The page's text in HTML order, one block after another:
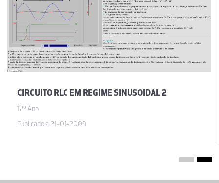
CIRCUITO RLC EM REGIME SINUSOIDAL 2
12º Ano
Publicado a 21-01-2009